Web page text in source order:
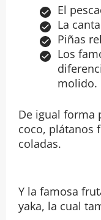
El
La
Piñas
Los
molido.
De igual forma
coco, plátanos
coladas.
Y la famosa
yaka, la cual